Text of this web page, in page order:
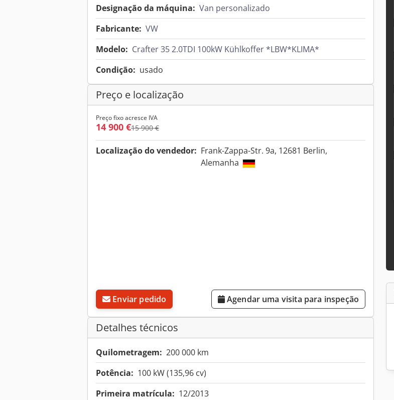
Designação da máquina: Van personalizado
Fabricante: VW
Modelo: Crafter 35 2.0TDI 100kW Kühlkoffer *LBW*KLIMA*
Condição: usado
Preço e localização
Preço fixo acresce IVA
14 900 €15 900 €
Localização do vendedor: Frank-Zappa-Str. 9a, 12681 Berlin,
Alemanha
Enviar pedido Agendar uma visita para inspeção
Detalhes técnicos
Quilometragem: 200 000 km
Potência: 100 kW (135,96 cv)
Primeira matrícula: 12/2013